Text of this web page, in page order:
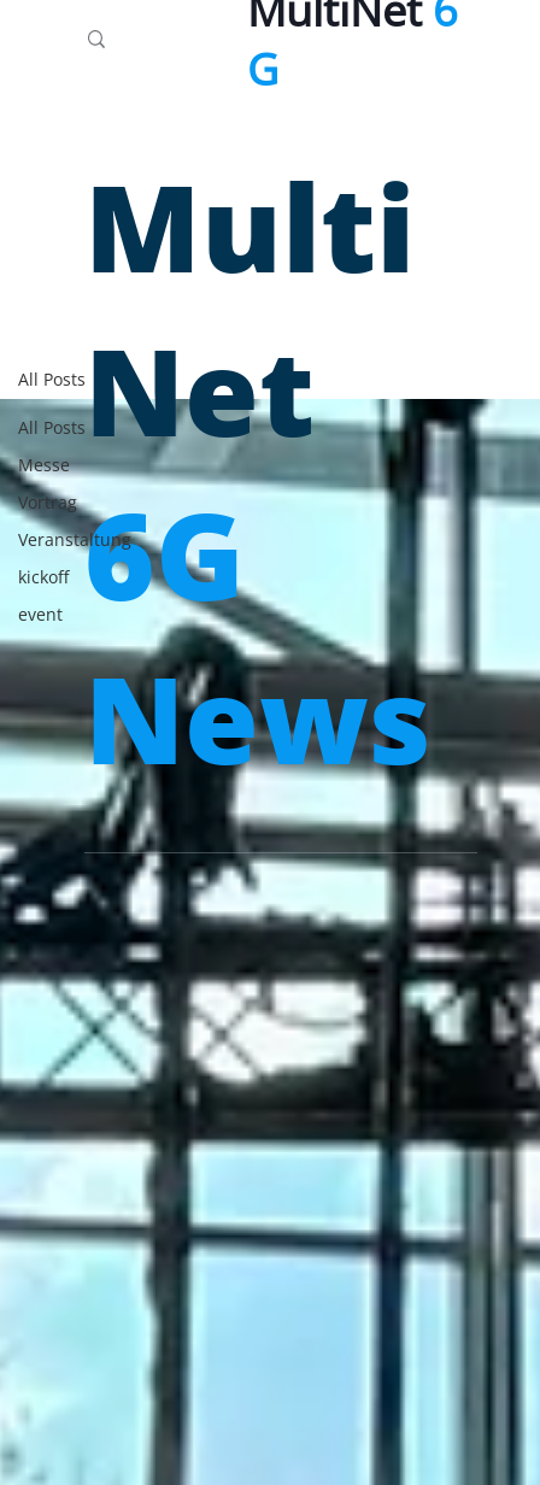
G
All Posts
Messe
Vortrag
Veranstaltung
kickoff
event
All Posts
Multi
Net
6G
News